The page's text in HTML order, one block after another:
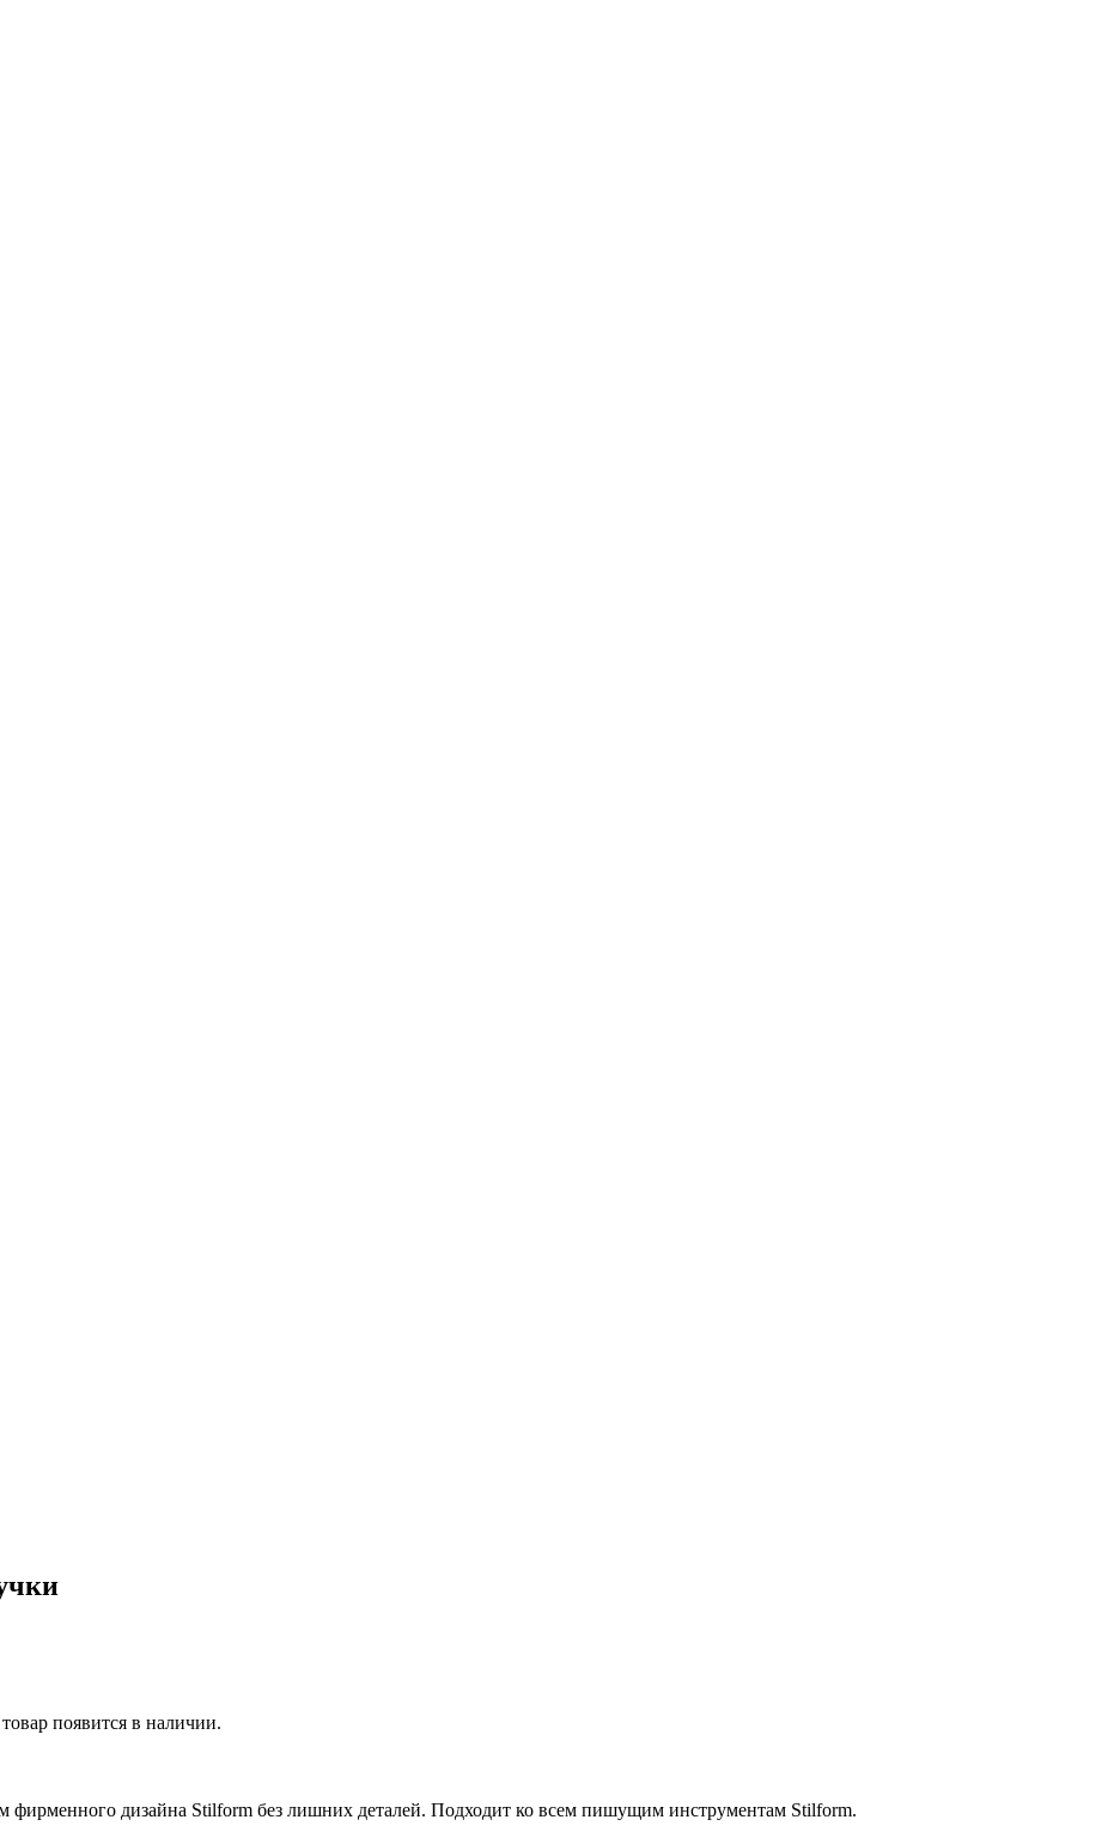
появится в наличии.
фирменного дизайна Stilform без лишних деталей. Подходит ко всем пишущим инструментам Stilform.